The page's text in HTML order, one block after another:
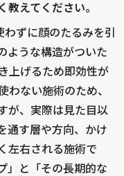
教えてください。
ずに顔のたるみを引
ような構造がついた
上げるため即効性が
わない施術のため、
が、実際は見た目以
通す層や方向、かけ
左右される施術で
」と「その長期的な